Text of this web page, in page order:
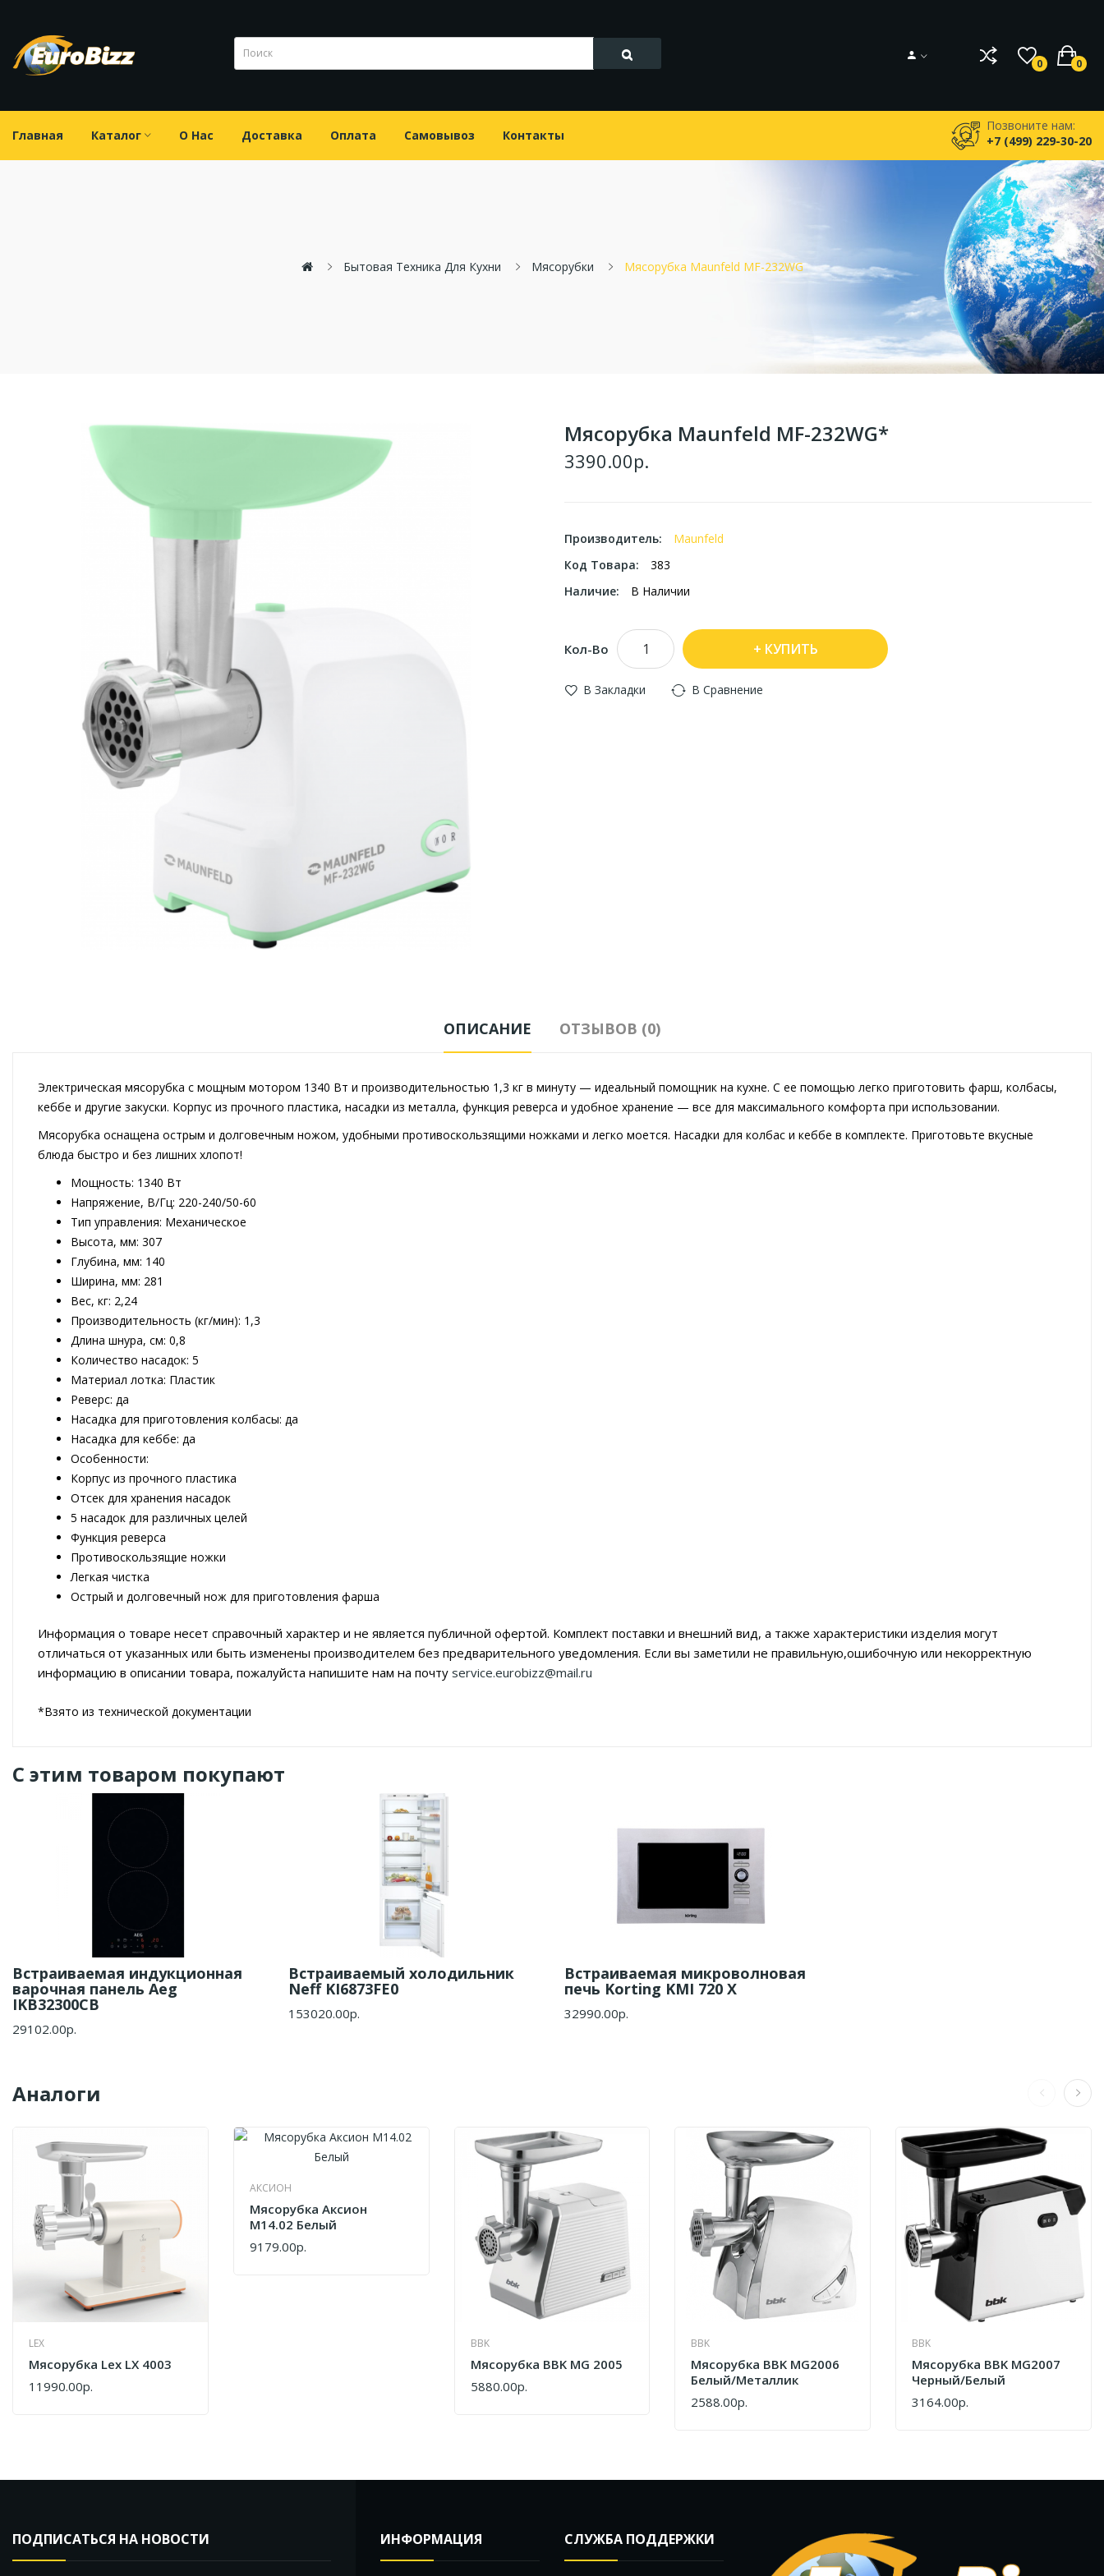
0 0
Главная Каталог О Нас Доставка Оплата Самовывоз Контакты
Позвоните нам:
+7 (499) 229-30-20
Бытовая Техника Для Кухни Мясорубки Мясорубка Maunfeld MF-232WG
Мясорубка Maunfeld MF-232WG*
3390.00р.
Производитель:
Maunfeld
Код Товара:
383
Наличие:
В Наличии
Кол-Во КУПИТЬ
В Закладки В Сравнение
ОПИСАНИЕ ОТЗЫВОВ (0)
Электрическая мясорубка с мощным мотором 1340 Вт и производительностью 1,3 кг в минуту — идеальный помощник на кухне. С ее помощью легко приготовить фарш, колбасы,
кеббе и другие закуски. Корпус из прочного пластика, насадки из металла, функция реверса и удобное хранение — все для максимального комфорта при использовании.
Мясорубка оснащена острым и долговечным ножом, удобными противоскользящими ножками и легко моется. Насадки для колбас и кеббе в комплекте. Приготовьте вкусные
блюда быстро и без лишних хлопот!
Мощность: 1340 Вт
Напряжение, В/Гц: 220-240/50-60
Тип управления: Механическое
Высота, мм: 307
Глубина, мм: 140
Ширина, мм: 281
Вес, кг: 2,24
Производительность (кг/мин): 1,3
Длина шнура, см: 0,8
Количество насадок: 5
Материал лотка: Пластик
Реверс: да
Насадка для приготовления колбасы: да
Насадка для кеббе: да
Особенности:
Корпус из прочного пластика
Отсек для хранения насадок
5 насадок для различных целей
Функция реверса
Противоскользящие ножки
Легкая чистка
Острый и долговечный нож для приготовления фарша
Информация о товаре несет справочный характер и не является публичной офертой. Комплект поставки и внешний вид, а также характеристики изделия могут
отличаться от указанных или быть изменены производителем без предварительного уведомления. Если вы заметили не правильную,ошибочную или некорректную
информацию в описании товара, пожалуйста напишите нам на почту service.eurobizz@mail.ru
*Взято из технической документации
С этим товаром покупают
Встраиваемая индукционная
варочная панель Aeg
IKB32300CB
29102.00р.
Встраиваемый холодильник
Neff KI6873FE0
153020.00р.
Встраиваемая микроволновая
печь Korting KMI 720 X
32990.00р.
Аналоги
LEX
Мясорубка Lex LX 4003
11990.00р.
КУПИТЬ
АКСИОН
Мясорубка Аксион
М14.02 Белый
9179.00р.
КУПИТЬ
BBK
Мясорубка BBK MG 2005
5880.00р.
КУПИТЬ
BBK
Мясорубка BBK MG2006
Белый/металлик
2588.00р.
КУПИТЬ
BBK
Мясорубка BBK MG2007
Черный/белый
3164.00р.
КУПИТЬ
ПОДПИСАТЬСЯ НА НОВОСТИ ИНФОРМАЦИЯ СЛУЖБА ПОДДЕРЖКИ